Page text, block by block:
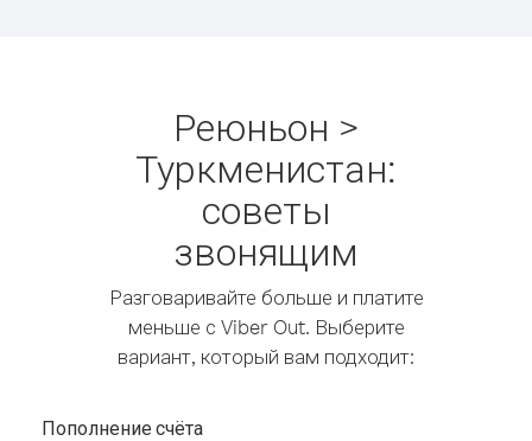
Реюньон >
Туркменистан:
советы
звонящим
Разговаривайте больше и платите
меньше с Viber Out. Выберите
вариант, который вам подходит:
Пополнение счёта